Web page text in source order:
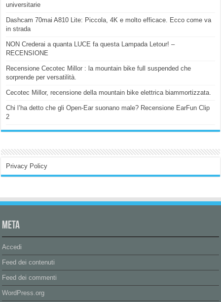
universitarie
Dashcam 70mai A810 Lite: Piccola, 4K e molto efficace. Ecco come va
in strada
NON Crederai a quanta LUCE fa questa Lampada Letour! –
RECENSIONE
Recensione Cecotec Millor : la mountain bike full suspended che
sorprende per versatilità.
Cecotec Millor, recensione della mountain bike elettrica biammortizzata.
Chi l’ha detto che gli Open-Ear suonano male? Recensione EarFun Clip
2
Privacy Policy
Meta
Accedi
Feed dei contenuti
Feed dei commenti
WordPress.org